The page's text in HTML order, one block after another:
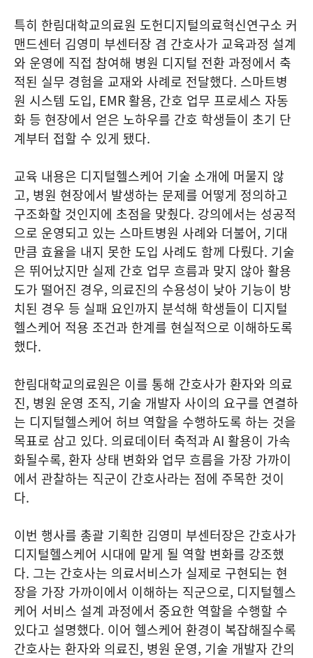
특히 한림대학교의료원 도헌디지털의료혁신연구소 커
맨드센터 김영미 부센터장 겸 간호사가 교육과정 설계
와 운영에 직접 참여해 병원 디지털 전환 과정에서 축
적된 실무 경험을 교재와 사례로 전달했다. 스마트병
원 시스템 도입, EMR 활용, 간호 업무 프로세스 자동
화 등 현장에서 얻은 노하우를 간호 학생들이 초기 단
계부터 접할 수 있게 됐다.
교육 내용은 디지털헬스케어 기술 소개에 머물지 않
고, 병원 현장에서 발생하는 문제를 어떻게 정의하고
구조화할 것인지에 초점을 맞췄다. 강의에서는 성공적
으로 운영되고 있는 스마트병원 사례와 더불어, 기대
만큼 효율을 내지 못한 도입 사례도 함께 다뤘다. 기술
은 뛰어났지만 실제 간호 업무 흐름과 맞지 않아 활용
도가 떨어진 경우, 의료진의 수용성이 낮아 기능이 방
치된 경우 등 실패 요인까지 분석해 학생들이 디지털
헬스케어 적용 조건과 한계를 현실적으로 이해하도록
했다.
한림대학교의료원은 이를 통해 간호사가 환자와 의료
진, 병원 운영 조직, 기술 개발자 사이의 요구를 연결하
는 디지털헬스케어 허브 역할을 수행하도록 하는 것을
목표로 삼고 있다. 의료데이터 축적과 AI 활용이 가속
화될수록, 환자 상태 변화와 업무 흐름을 가장 가까이
에서 관찰하는 직군이 간호사라는 점에 주목한 것이
다.
이번 행사를 총괄 기획한 김영미 부센터장은 간호사가
디지털헬스케어 시대에 맡게 될 역할 변화를 강조했
다. 그는 간호사는 의료서비스가 실제로 구현되는 현
장을 가장 가까이에서 이해하는 직군으로, 디지털헬스
케어 서비스 설계 과정에서 중요한 역할을 수행할 수
있다고 설명했다. 이어 헬스케어 환경이 복잡해질수록
간호사는 환자와 의료진, 병원 운영, 기술 개발자 간의